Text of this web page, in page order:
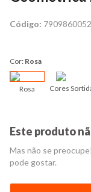
Código:
Cor: Rosa
Rosa Cores
Este produto
Mas não se
pode gostar.